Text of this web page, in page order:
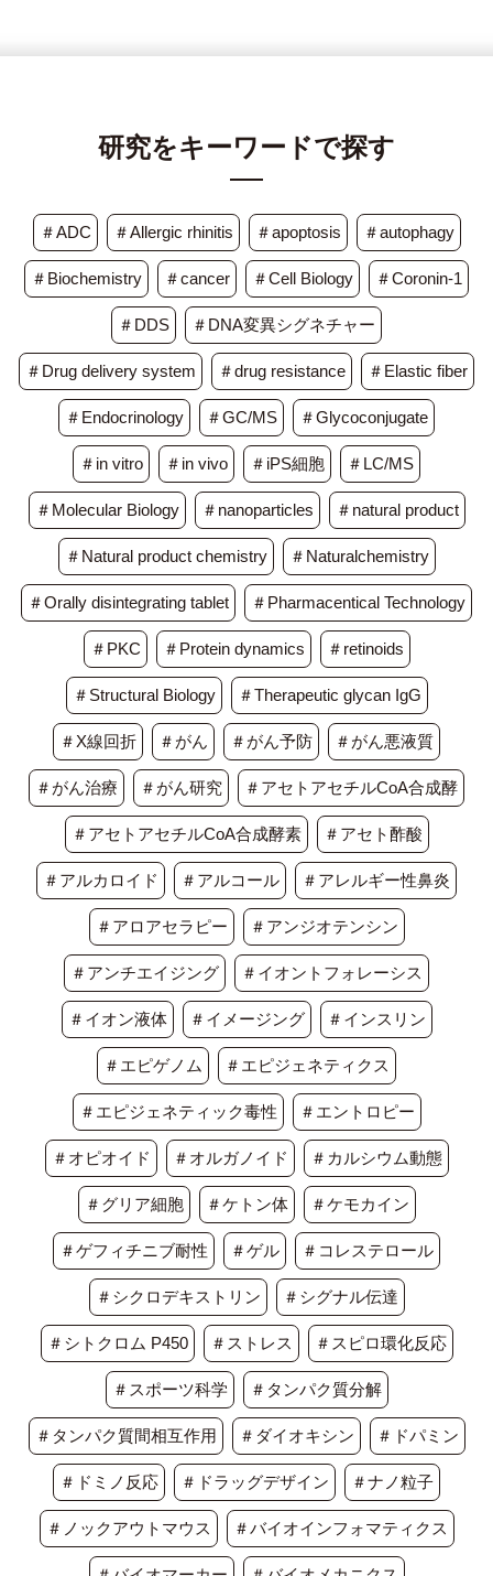
研究をキーワードで探す
＃ADC ＃Allergic rhinitis ＃apoptosis ＃autophagy
＃Biochemistry ＃cancer ＃Cell Biology ＃Coronin-1
＃DDS ＃DNA変異シグネチャー
＃Drug delivery system ＃drug resistance ＃Elastic fiber
＃Endocrinology ＃GC/MS ＃Glycoconjugate
＃in vitro ＃in vivo ＃iPS細胞 ＃LC/MS
＃Molecular Biology ＃nanoparticles ＃natural product
＃Natural product chemistry ＃Naturalchemistry
＃Orally disintegrating tablet ＃Pharmacentical Technology
＃PKC ＃Protein dynamics ＃retinoids
＃Structural Biology ＃Therapeutic glycan IgG
＃X線回折 ＃がん ＃がん予防 ＃がん悪液質
＃がん治療 ＃がん研究 ＃アセトアセチルCoA合成酵
＃アセトアセチルCoA合成酵素 ＃アセト酢酸
＃アルカロイド ＃アルコール ＃アレルギー性鼻炎
＃アロアセラピー ＃アンジオテンシン
＃アンチエイジング ＃イオントフォレーシス
＃イオン液体 ＃イメージング ＃インスリン
＃エピゲノム ＃エピジェネティクス
＃エピジェネティック毒性 ＃エントロピー
＃オピオイド ＃オルガノイド ＃カルシウム動態
＃グリア細胞 ＃ケトン体 ＃ケモカイン
＃ゲフィチニブ耐性 ＃ゲル ＃コレステロール
＃シクロデキストリン ＃シグナル伝達
＃シトクロム P450 ＃ストレス ＃スピロ環化反応
＃スポーツ科学 ＃タンパク質分解
＃タンパク質間相互作用 ＃ダイオキシン ＃ドパミン
＃ドミノ反応 ＃ドラッグデザイン ＃ナノ粒子
＃ノックアウトマウス ＃バイオインフォマティクス